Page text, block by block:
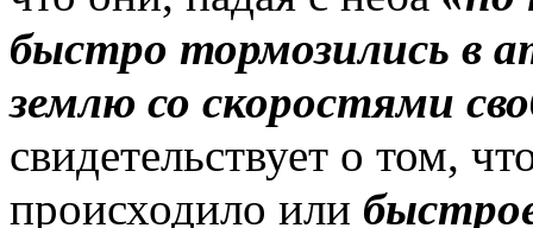
быстро тормозились в
землю со скоростями
свидетельствует о том,
происходило или